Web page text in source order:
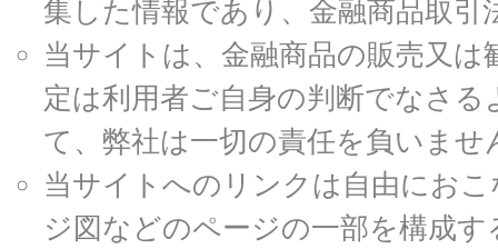
集した情報であり、金融商品取
当サイトは、金融商品の販売又
定は利用者ご自身の判断でなさ
て、弊社は一切の責任を負いませ
当サイトへのリンクは自由にお
ジ図などのページの一部を構成